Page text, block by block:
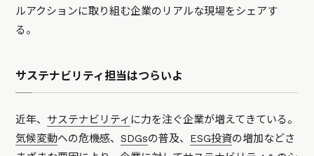
ルアクションに取り組む企業のリアルな現場をシェアす
る。
サステナビリティ担当はつらいよ
近年、 サステナビリティ に力を注ぐ企業が増えてきている。
気候変動への危機感、SDGsの普及、 ESG投資の増加などさ